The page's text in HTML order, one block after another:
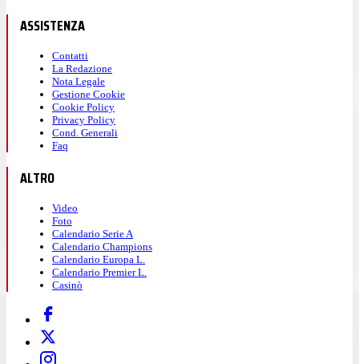
ASSISTENZA
Contatti
La Redazione
Nota Legale
Gestione Cookie
Cookie Policy
Privacy Policy
Cond. Generali
Faq
ALTRO
Video
Foto
Calendario Serie A
Calendario Champions
Calendario Europa L.
Calendario Premier L.
Casinò